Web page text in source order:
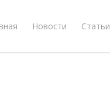
Новости Статьи